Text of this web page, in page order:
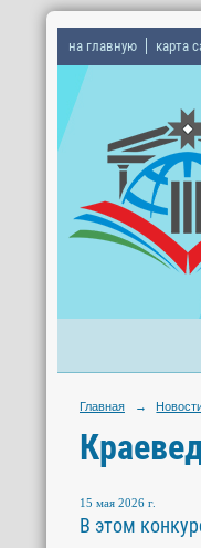
на главную карта
Главная →
15 мая 2026 г.
В этом